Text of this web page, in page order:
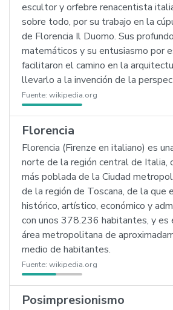
escultor y orfebre renacentista
sobre todo, por su trabajo en la
de Florencia Il Duomo. Sus
matemáticos y su entusiasmo por
facilitaron el camino en la
llevarlo a la invención de la
Fuente: wikipedia.org
Florencia
Florencia (Firenze en italiano) es
norte de la región central de Italia,
más poblada de la Ciudad
de la región de Toscana, de la que
histórico, artístico, económico y
con unos 378.236 habitantes, y es
área metropolitana de
medio de habitantes.
Fuente: wikipedia.org
Posimpresionismo